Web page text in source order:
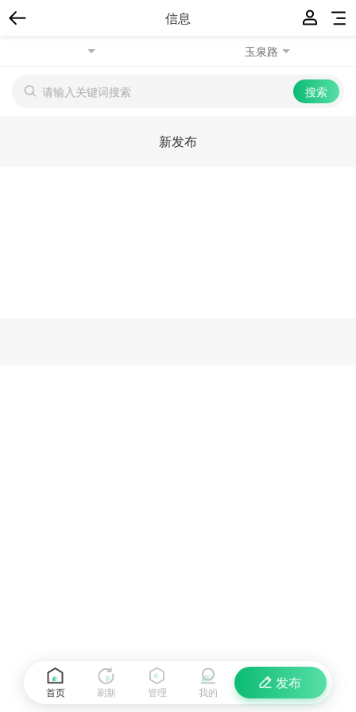
信息
玉泉路
新发布
首页 刷新
发布
管理 我的